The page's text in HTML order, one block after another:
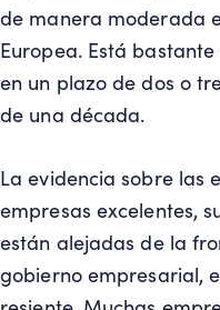
de manera moderada
Europea. Está
en un plazo de dos o
de una década.
La evidencia sobre las
empresas excelentes,
están alejadas de la
gobierno empresarial,